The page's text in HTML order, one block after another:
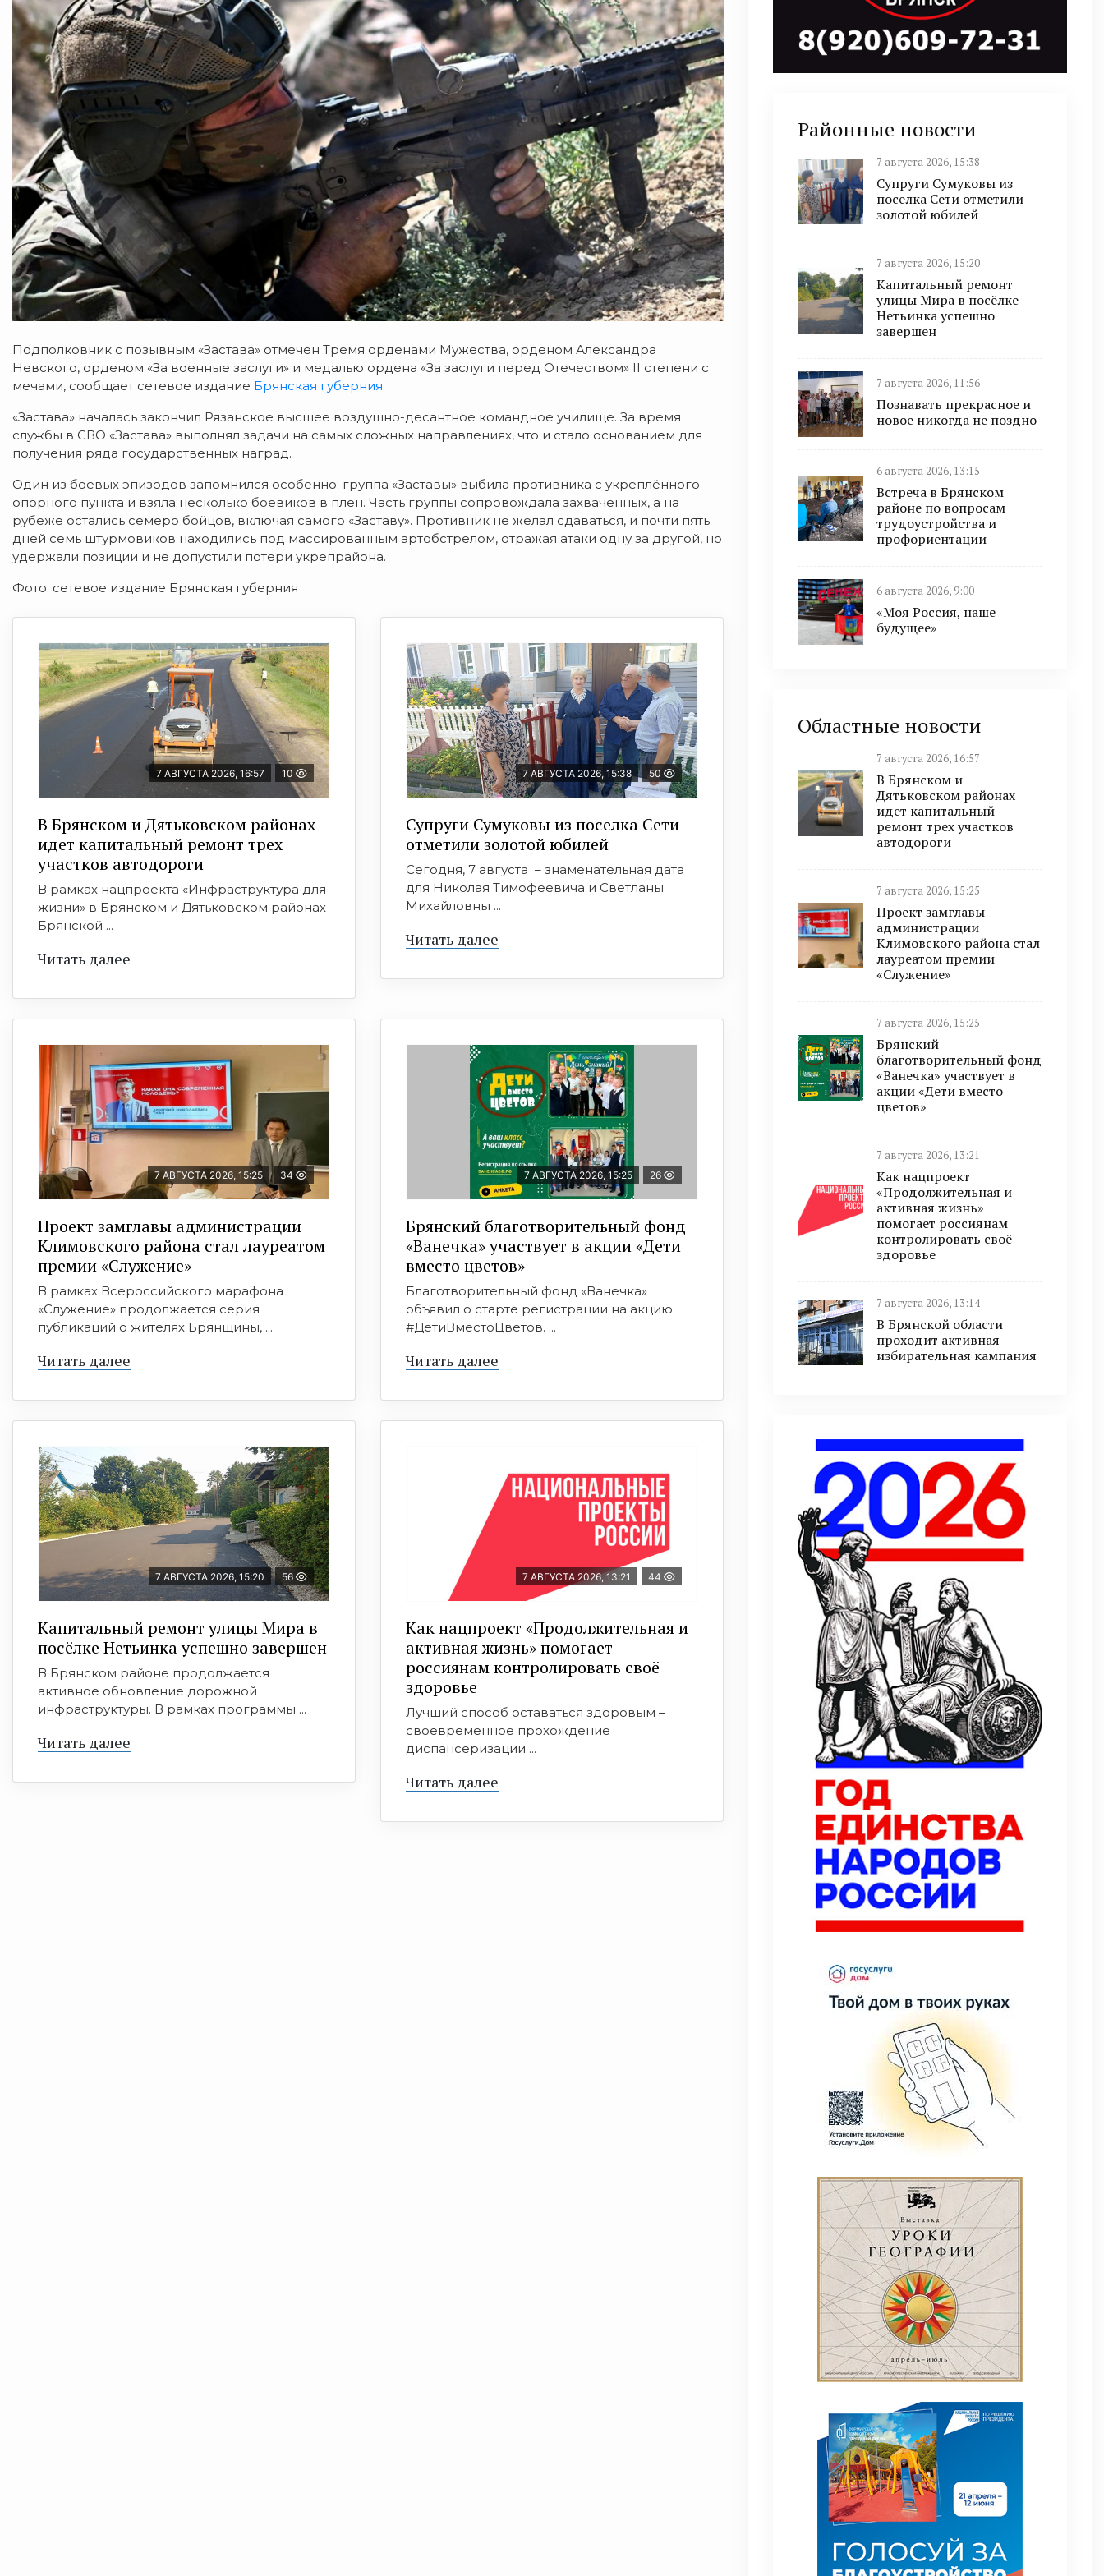
Подполковник с позывным «Застава» отмечен Тремя орденами Мужества, орденом Александра
Невского, орденом «За военные заслуги» и медалью ордена «За заслуги перед Отечеством» II степени с
мечами, сообщает сетевое издание Брянская губерния.
«Застава» началась закончил Рязанское высшее воздушно-десантное командное училище. За время
службы в СВО «Застава» выполнял задачи на самых сложных направлениях, что и стало основанием для
получения ряда государственных наград.
Один из боевых эпизодов запомнился особенно: группа «Заставы» выбила противника с укреплённого
опорного пункта и взяла несколько боевиков в плен. Часть группы сопровождала захваченных, а на
рубеже остались семеро бойцов, включая самого «Заставу». Противник не желал сдаваться, и почти пять
дней семь штурмовиков находились под массированным артобстрелом, отражая атаки одну за другой, но
удержали позиции и не допустили потери укрепрайона.
Фото: сетевое издание Брянская губерния
7 АВГУСТА 2026, 16:57 10
В Брянском и Дятьковском районах
идет капитальный ремонт трех
участков автодороги
В рамках нацпроекта «Инфраструктура для
жизни» в Брянском и Дятьковском районах
Брянской ...
Читать далее
7 АВГУСТА 2026, 15:38 50
Супруги Сумуковы из поселка Сети
отметили золотой юбилей
Сегодня, 7 августа – знаменательная дата
для Николая Тимофеевича и Светланы
Михайловны ...
Читать далее
7 АВГУСТА 2026, 15:25 34
Проект замглавы администрации
Климовского района стал лауреатом
премии «Служение»
В рамках Всероссийского марафона
«Служение» продолжается серия
публикаций о жителях Брянщины, ...
Читать далее
7 АВГУСТА 2026, 15:25 26
Брянский благотворительный фонд
«Ванечка» участвует в акции «Дети
вместо цветов»
Благотворительный фонд «Ванечка»
объявил о старте регистрации на акцию
#ДетиВместоЦветов. ...
Читать далее
7 АВГУСТА 2026, 15:20 56
Капитальный ремонт улицы Мира в
посёлке Нетьинка успешно завершен
В Брянском районе продолжается
активное обновление дорожной
инфраструктуры. В рамках программы ...
Читать далее
7 АВГУСТА 2026, 13:21 44
Как нацпроект «Продолжительная и
активная жизнь» помогает
россиянам контролировать своё
здоровье
Лучший способ оставаться здоровым –
своевременное прохождение
диспансеризации ...
Читать далее
Районные новости
7 августа 2026, 15:38
Супруги Сумуковы из
поселка Сети отметили
золотой юбилей
7 августа 2026, 15:20
Капитальный ремонт
улицы Мира в посёлке
Нетьинка успешно
завершен
7 августа 2026, 11:56
Познавать прекрасное и
новое никогда не поздно
6 августа 2026, 13:15
Встреча в Брянском
районе по вопросам
трудоустройства и
профориентации
6 августа 2026, 9:00
«Моя Россия, наше
будущее»
Областные новости
7 августа 2026, 16:57
В Брянском и
Дятьковском районах
идет капитальный
ремонт трех участков
автодороги
7 августа 2026, 15:25
Проект замглавы
администрации
Климовского района стал
лауреатом премии
«Служение»
7 августа 2026, 15:25
Брянский
благотворительный фонд
«Ванечка» участвует в
акции «Дети вместо
цветов»
7 августа 2026, 13:21
Как нацпроект
«Продолжительная и
активная жизнь»
помогает россиянам
контролировать своё
здоровье
7 августа 2026, 13:14
В Брянской области
проходит активная
избирательная кампания